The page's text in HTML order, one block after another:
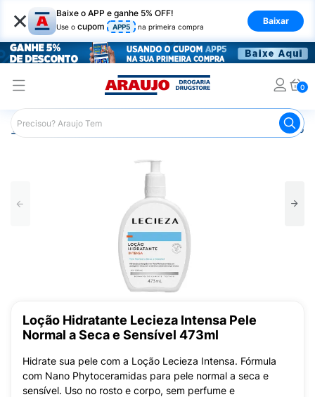
× Baixe o APP e ganhe 5% OFF!
Use o cupom APP5 na primeira compra
Baixar
0
Araujo Dermocosméticos Dermocosméticos para o
Loção Hidratante Lecieza Intensa Pele
Normal a Seca e Sensível 473ml
Hidrate sua pele com a Loção Lecieza Intensa. Fórmula
com Nano Phytoceramidas para pele normal a seca e
sensível. Uso no rosto e corpo, sem perfume e